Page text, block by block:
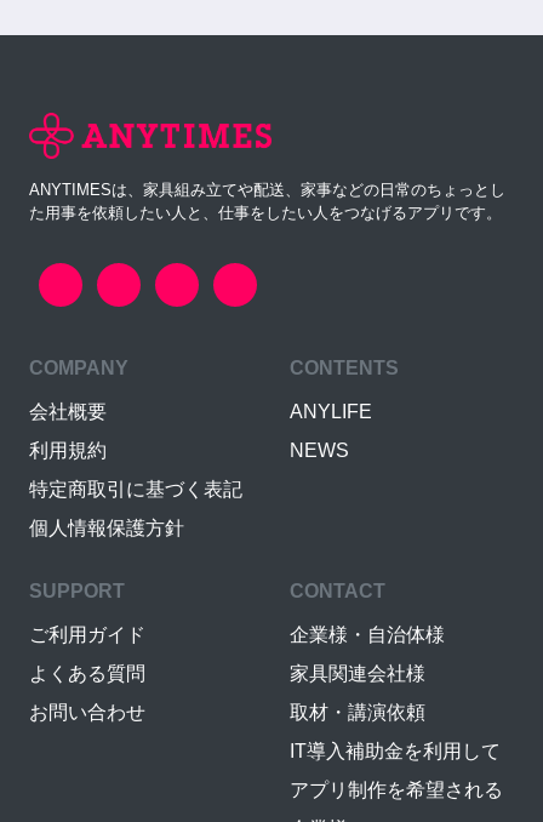
ANYTIMESは、家具組み立てや配送、家事などの日常のちょっとし
た用事を依頼したい人と、仕事をしたい人をつなげるアプリです。
COMPANY
会社概要
利用規約
特定商取引に基づく表記
個人情報保護方針
CONTENTS
ANYLIFE
NEWS
SUPPORT
ご利用ガイド
よくある質問
お問い合わせ
CONTACT
企業様・自治体様
家具関連会社様
取材・講演依頼
IT導入補助金を利用して
アプリ制作を希望される